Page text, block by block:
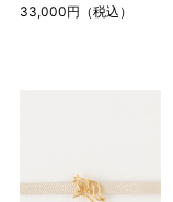
33,000円（税込）